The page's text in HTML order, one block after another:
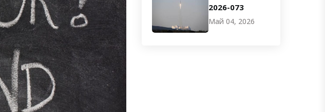
2026-073
Май 04, 2026